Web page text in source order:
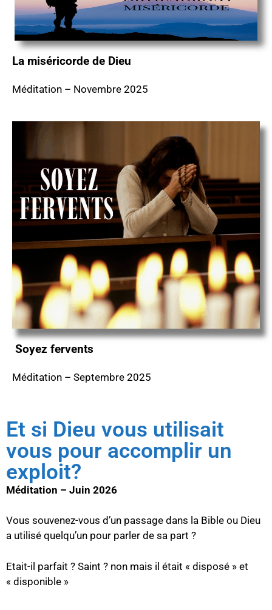
La miséricorde de Dieu
Méditation – Novembre 2025
Soyez fervents
Méditation – Septembre 2025
Et si Dieu vous utilisait
vous pour accomplir un
exploit?
Méditation – Juin 2026
Vous souvenez-vous d’un passage dans la Bible ou Dieu
a utilisé quelqu’un pour parler de sa part ?
Etait-il parfait ? Saint ? non mais il était « disposé » et
« disponible »